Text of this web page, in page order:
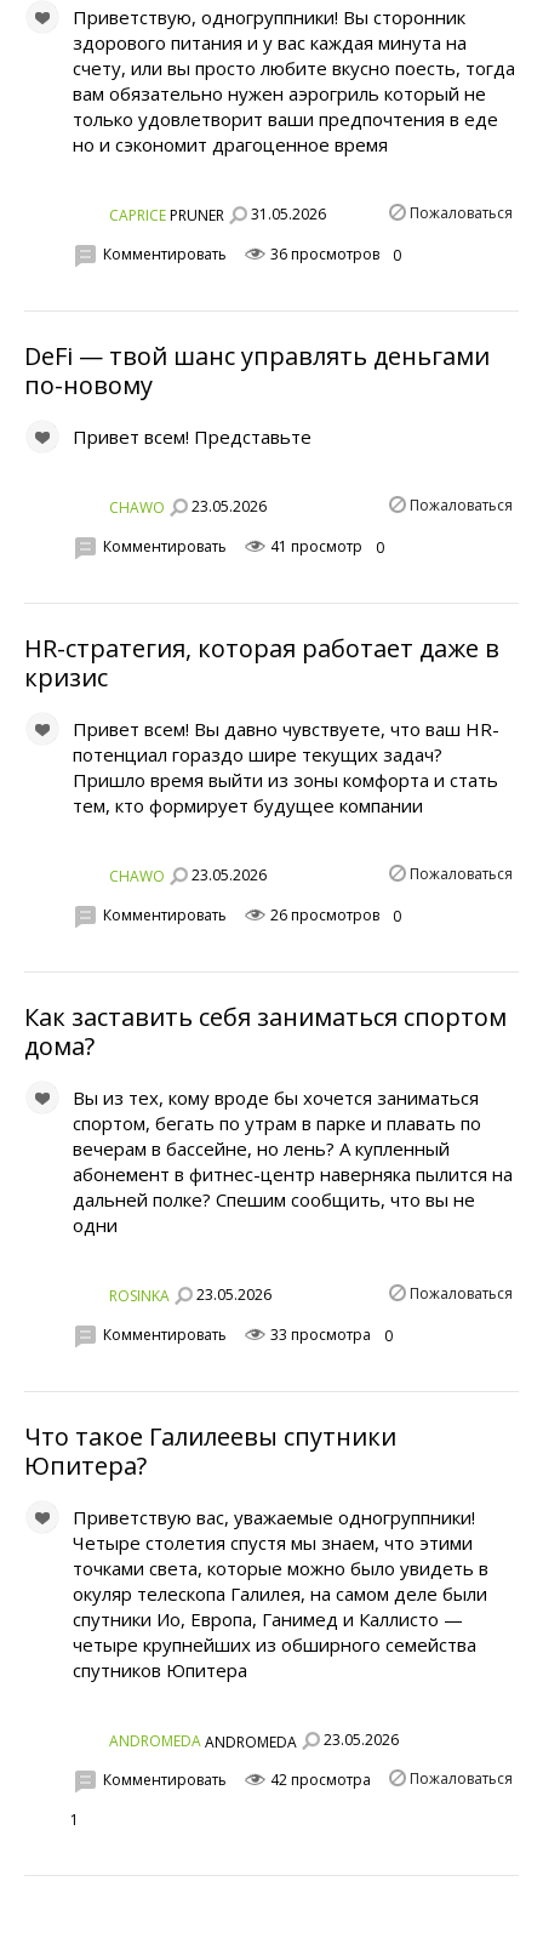
Приветствую, одногруппники! Вы сторонник
здорового питания и у вас каждая минута на
счету, или вы просто любите вкусно поесть, тогда
вам обязательно нужен аэрогриль который не
только удовлетворит ваши предпочтения в еде
но и сэкономит драгоценное время
CAPRICEPRUNER 31.05.2026 Пожаловаться
Комментировать 36 просмотров 0
DeFi — твой шанс управлять деньгами
по-новому
Привет всем! Представьте
CHAWO 23.05.2026 Пожаловаться
Комментировать 41 просмотр 0
HR-стратегия, которая работает даже в
кризис
Привет всем! Вы давно чувствуете, что ваш HR-
потенциал гораздо шире текущих задач?
Пришло время выйти из зоны комфорта и стать
тем, кто формирует будущее компании
CHAWO 23.05.2026 Пожаловаться
Комментировать 26 просмотров 0
Как заставить себя заниматься спортом
дома?
Вы из тех, кому вроде бы хочется заниматься
спортом, бегать по утрам в парке и плавать по
вечерам в бассейне, но лень? А купленный
абонемент в фитнес-центр наверняка пылится на
дальней полке? Спешим сообщить, что вы не
одни
ROSINKA 23.05.2026 Пожаловаться
Комментировать 33 просмотра 0
Что такое Галилеевы спутники
Юпитера?
Приветствую вас, уважаемые одногруппники!
Четыре столетия спустя мы знаем, что этими
точками света, которые можно было увидеть в
окуляр телескопа Галилея, на самом деле были
спутники Ио, Европа, Ганимед и Каллисто —
четыре крупнейших из обширного семейства
спутников Юпитера
ANDROMEDAANDROMEDA
23.05.2026
Пожаловаться
Комментировать
42 просмотра
1